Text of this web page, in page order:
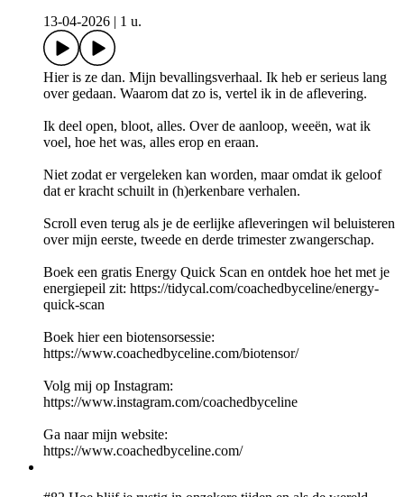
13-04-2026
1 u.
Hier is ze dan. Mijn bevallingsverhaal. Ik heb er serieus lang
over gedaan. Waarom dat zo is, vertel ik in de aflevering.
Ik deel open, bloot, alles. Over de aanloop, weeën, wat ik
voel, hoe het was, alles erop en eraan.
Niet zodat er vergeleken kan worden, maar omdat ik geloof
dat er kracht schuilt in (h)erkenbare verhalen.
Scroll even terug als je de eerlijke afleveringen wil beluisteren
over mijn eerste, tweede en derde trimester zwangerschap.
Boek een gratis Energy Quick Scan en ontdek hoe het met je
energiepeil zit: https://tidycal.com/coachedbyceline/energy-
quick-scan
Boek hier een biotensorsessie:
⁠⁠https://www.coachedbyceline.com/biotensor/⁠
Volg mij op Instagram:
⁠⁠https://www.instagram.com/coachedbyceline
Ga naar mijn website:
⁠https://www.coachedbyceline.com/⁠